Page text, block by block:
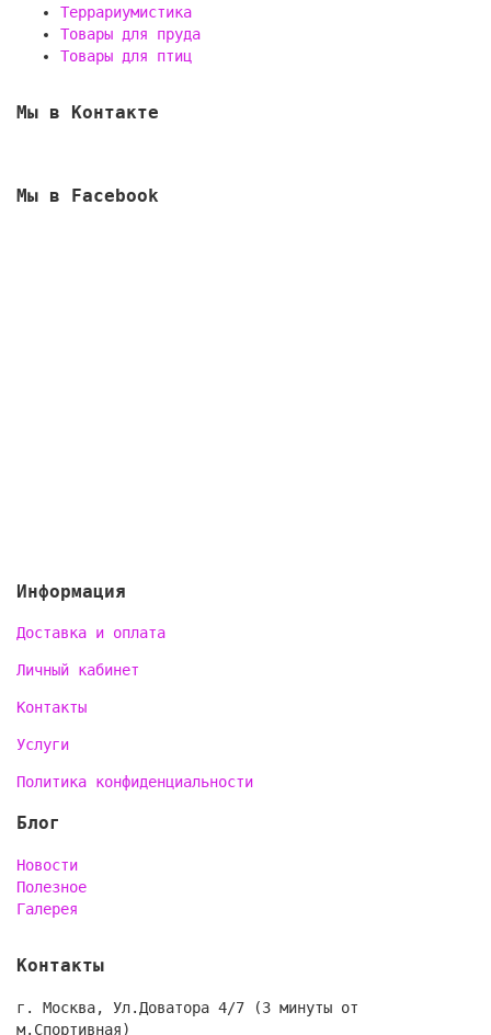
Террариумистика
Товары для пруда
Товары для птиц
Мы в Контакте
Мы в Facebook
Информация
Доставка и оплата
Личный кабинет
Контакты
Услуги
Политика конфиденциальности
Блог
Новости
Полезное
Галерея
Контакты
г. Москва, Ул.Доватора 4/7 (3 минуты от
м.Спортивная)